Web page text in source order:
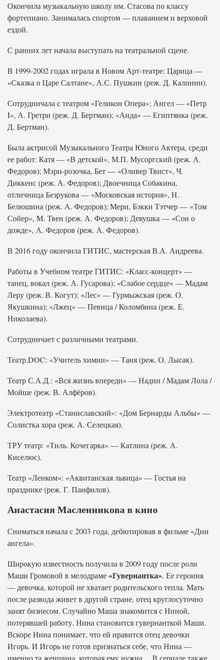
Окончила музыкальную школу им. Стасова по классу
фортепиано. Занималась спортом — плаванием и верховой
ездой.
С ранних лет начала выступать на театральной сцене.
В 1999-2002 годах играла в Новом Арт-театре: Царица —
«Сказка о Царе Салтане», А.С. Пушкин (реж. Д. Калинин).
Сотрудничала с театром «Геликон Опера»: Ангел — «Петр
I», А. Гретри (реж. Д. Бертман); «Аида» — Египтянка (реж.
Д. Бертман).
Была актрисой Музыкального Театра Юного Актера, среди
ее работ: Катя — «В детской», М.П. Мусоргский (реж. А.
Федоров); Мэри-розочка, Бет — «Оливер Твист», Ч.
Диккенс (реж. А. Федоров); Двоечница Собакина,
отличница Безрукова — «Московская история», Н.
Белюшина (реж. А. Федоров); Мери, Бэкки Тэтчер — «Том
Сойер», М. Твен (реж. А. Федоров); Девушка — «Сон о
дожде», А. Федоров (реж. А. Федоров).
В 2016 году окончила ГИТИС, мастерская В.А. Андреева.
Работы в Учебном театре ГИТИС: «Класс-концерт» —
танец, вокал (реж. А. Гусарова); «Слабое сердце» — Мадам
Леру (реж. В. Когут); «Лес» — Гурмыжская (реж. О.
Якушкина); «Лжец» — Певица / Коломбина (реж. Е.
Николаева).
Сотрудничает с различными театрами.
Театр.DOC: «Учитель химии» — Таня (реж. О. Лысак).
Театр С.А.Д.: «Вся жизнь впереди» — Надин / Мадам Лола /
Мойше (реж. В. Алфёров).
Электротеатр «Станиславский»: «Дом Бернарды Альбы» —
Солистка хора (реж. А. Селецкая).
ТРУ театр: «Тиль. Кочегарка» — Катлина (реж. А.
Киселюс).
Театр «Ленком»: «Аквитанская львица» — Гостья на
празднике (реж. Г. Панфилов).
Анастасия Масленникова в кино
Сниматься начала с 2003 года, дебютировав в фильме «Дни
ангела».
Широкую известность получила в 2009 году после роли
Маши Громовой в мелодраме«Гувернантка». Ее героиня
— девочка, которой не хватает родительского тепла. Мать
после развода живет в другой стране, отец круглосуточно
занят бизнесом. Случайно Маша знакомится с Ниной,
потерявшей работу. Нина становится гувернанткой Маши.
Вскоре Нина понимает, что ей нравится отец девочки
Игорь. И Игорь не готов признаться себе, что Нина —
именно та женщина, которая ему нужна… В сериале также